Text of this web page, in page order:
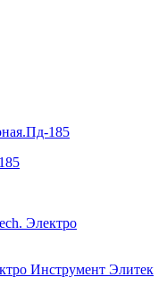
Инструмент Элитек